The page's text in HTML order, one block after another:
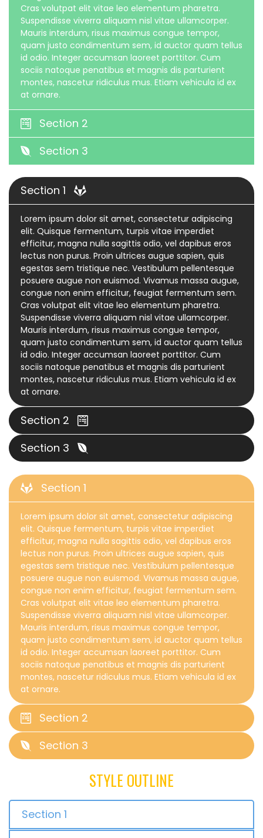
Cras volutpat elit vitae leo elementum pharetra.
Suspendisse viverra aliquam nisl vitae ullamcorper.
Mauris interdum, risus maximus congue tempor,
quam justo condimentum sem, id auctor quam tellus
id odio. Integer accumsan laoreet porttitor. Cum
sociis natoque penatibus et magnis dis parturient
montes, nascetur ridiculus mus. Etiam vehicula id ex
at ornare.
Section 2
Section 3
Section 1
Lorem ipsum dolor sit amet, consectetur adipiscing
elit. Quisque fermentum, turpis vitae imperdiet
efficitur, magna nulla sagittis odio, vel dapibus eros
lectus non purus. Proin ultrices augue sapien, quis
egestas sem tristique nec. Vestibulum pellentesque
posuere augue non euismod. Vivamus massa augue,
congue non enim efficitur, feugiat fermentum sem.
Cras volutpat elit vitae leo elementum pharetra.
Suspendisse viverra aliquam nisl vitae ullamcorper.
Mauris interdum, risus maximus congue tempor,
quam justo condimentum sem, id auctor quam tellus
id odio. Integer accumsan laoreet porttitor. Cum
sociis natoque penatibus et magnis dis parturient
montes, nascetur ridiculus mus. Etiam vehicula id ex
at ornare.
Section 2
Section 3
Section 1
Lorem ipsum dolor sit amet, consectetur adipiscing
elit. Quisque fermentum, turpis vitae imperdiet
efficitur, magna nulla sagittis odio, vel dapibus eros
lectus non purus. Proin ultrices augue sapien, quis
egestas sem tristique nec. Vestibulum pellentesque
posuere augue non euismod. Vivamus massa augue,
congue non enim efficitur, feugiat fermentum sem.
Cras volutpat elit vitae leo elementum pharetra.
Suspendisse viverra aliquam nisl vitae ullamcorper.
Mauris interdum, risus maximus congue tempor,
quam justo condimentum sem, id auctor quam tellus
id odio. Integer accumsan laoreet porttitor. Cum
sociis natoque penatibus et magnis dis parturient
montes, nascetur ridiculus mus. Etiam vehicula id ex
at ornare.
Section 2
Section 3
STYLE OUTLINE
Section 1